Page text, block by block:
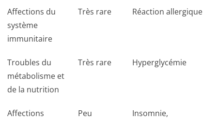
Affections du
système
immunitaire
Très rare Réaction allergique
Troubles du
métabolisme et
de la nutrition
Très rare Hyperglycémie
Affections
Peu
Insomnie,